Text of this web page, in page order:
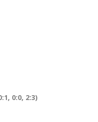
0:0, 2:3)